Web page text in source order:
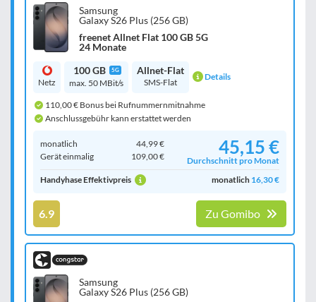
Samsung
Galaxy S26 Plus (256 GB)
freenet Allnet Flat 100 GB 5G
24 Monate
Netz
100 GB 5G
max. 50 MBit/s
Allnet-Flat
SMS-Flat Details
110,00 € Bonus bei Rufnummernmitnahme
Anschlussgebühr kann erstattet werden
monatlich
44,99 €
Gerät einmalig
109,00 € 45,15 €
Durchschnitt pro Monat
Handyhase Effektivpreis
monatlich 16,30 €
6.9 Zu Gomibo
Samsung
Galaxy S26 Plus (256 GB)